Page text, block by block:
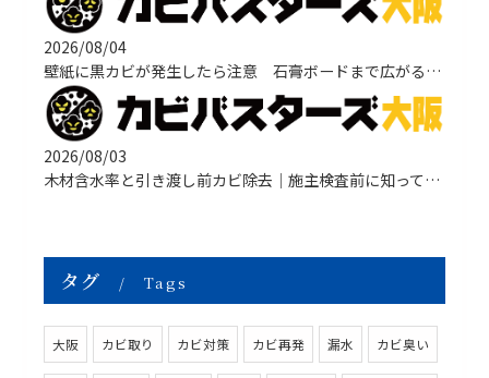
2026/08/04
壁紙に黒カビが発生したら注意 石膏ボードまで広がる原因と正しい改善方法
2026/08/03
木材含水率と引き渡し前カビ除去｜施主検査前に知っておきたい原因・対策・
タグ Tags
大阪 カビ取り カビ対策 カビ再発 漏水 カビ臭い